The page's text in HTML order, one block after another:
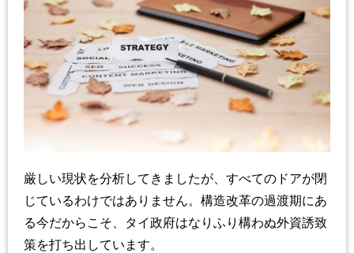
厳しい現状を分析してきましたが、すべてのドアが閉
じているわけではありません。構造改革の過渡期にあ
る今だからこそ、タイ政府はなりふり構わぬ外資誘致
策を打ち出しています。